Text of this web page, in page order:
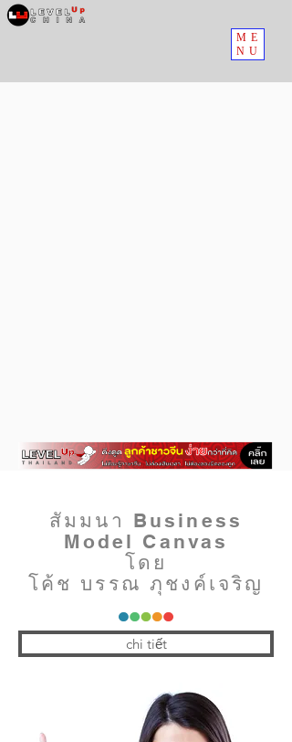
ME
NU
สัมมนา Business
Model Canvas
โดย
โค้ช บรรณ ภุชงค์เจริญ
chi tiết